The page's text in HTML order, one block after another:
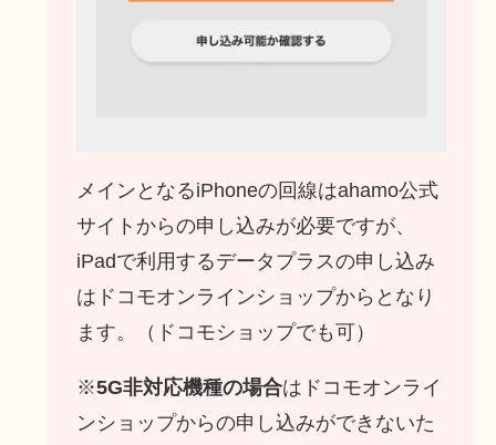
メインとなるiPhoneの回線はahamo公式
サイトからの申し込みが必要ですが、
iPadで利用するデータプラスの申し込み
はドコモオンラインショップからとなり
ます。（ドコモショップでも可）
※5G非対応機種の場合はドコモオンライ
ンショップからの申し込みができないた